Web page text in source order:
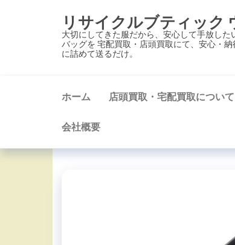
リサイクルブティック
大切にしてきた服だから、安心して手放し
バッグを 宅配買取・店頭買取にて、安心・
に詰めて送るだけ。
ホーム 店頭買取・宅配買取について
会社概要